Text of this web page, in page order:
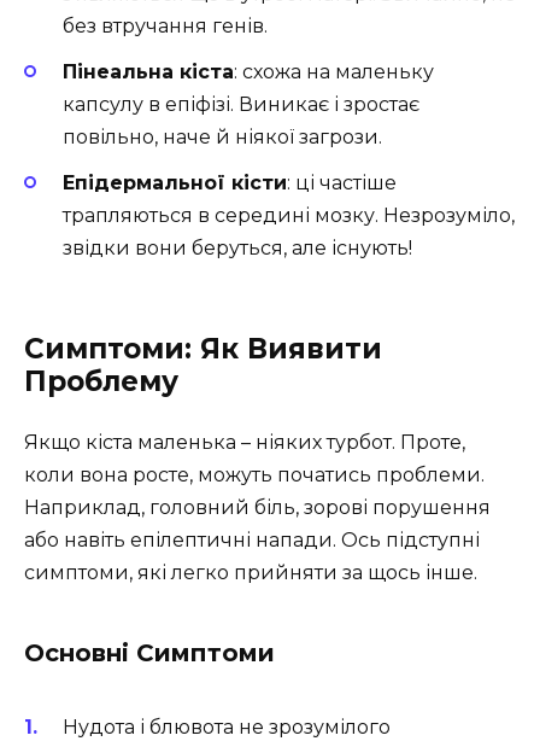
без втручання генів.
Пінеальна кіста: схожа на маленьку
капсулу в епіфізі. Виникає і зростає
повільно, наче й ніякої загрози.
Епідермальної кісти: ці частіше
трапляються в середині мозку. Незрозуміло,
звідки вони беруться, але існують!
Симптоми: Як Виявити
Проблему
Якщо кіста маленька – ніяких турбот. Проте,
коли вона росте, можуть початись проблеми.
Наприклад, головний біль, зорові порушення
або навіть епілептичні напади. Ось підступні
симптоми, які легко прийняти за щось інше.
Основні Симптоми
Нудота і блювота не зрозумілого